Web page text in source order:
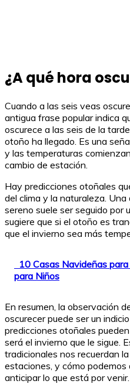
¿A qué hora
Cuando a las seis veas
antigua frase popular indica
oscurece a las seis de la
otoño ha llegado. Es una
y las temperaturas
cambio de estación.
Hay predicciones otoñales
del clima y la naturaleza.
sereno suele ser seguido por
sugiere que si el otoño es
que el invierno sea más
10 Casas Navideñas
para Niños
En resumen, la observación
oscurecer puede ser un
predicciones otoñales
será el invierno que le sigue.
tradicionales nos recuerdan
estaciones, y cómo
anticipar lo que está por venir.